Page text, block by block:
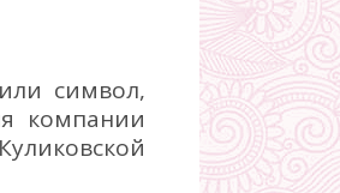
символ,
компании